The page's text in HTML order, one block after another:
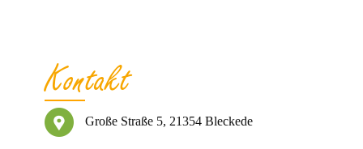
Kontakt
Große Straße 5, 21354 Bleckede